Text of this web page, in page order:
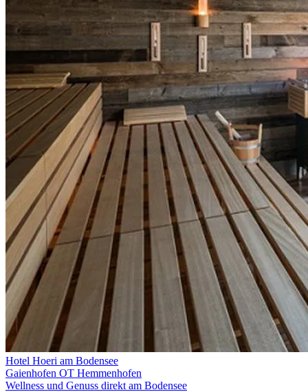
Hotel Hoeri am Bodensee
Gaienhofen OT Hemmenhofen
Wellness und Genuss direkt am Bodensee